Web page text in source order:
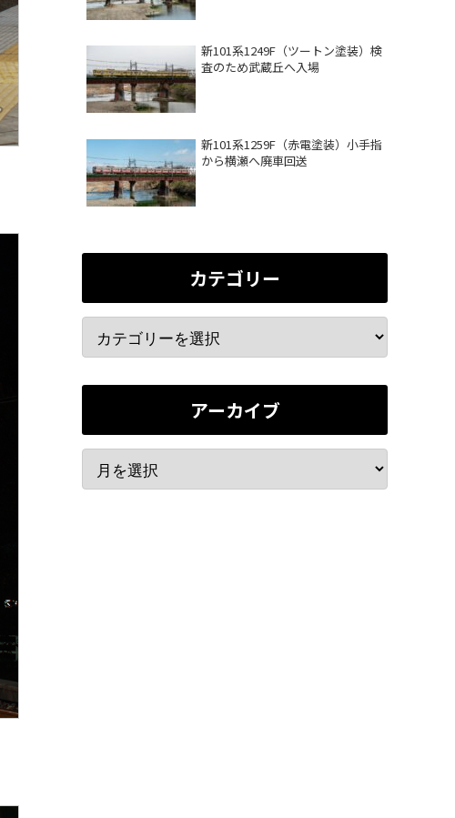
新101系1249F（ツートン塗装）検
査のため武蔵丘へ入場
新101系1259F（赤電塗装）小手指
から横瀬へ廃車回送
カテゴリー
アーカイブ